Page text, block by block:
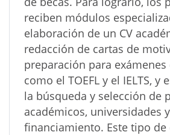
reciben módulos
elaboración de un CV
redacción de cartas de
preparación para exámenes
como el TOEFL y el IELTS, y
la búsqueda y selección de
académicos, universidades
financiamiento. Este tipo